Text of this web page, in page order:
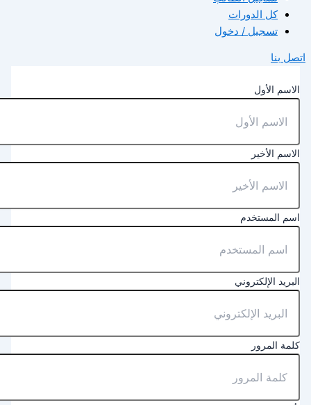
كل الدورات
تسجيل / دخول
بنا
الأول
الأخير
المستخدم
الإلكتروني
المرور